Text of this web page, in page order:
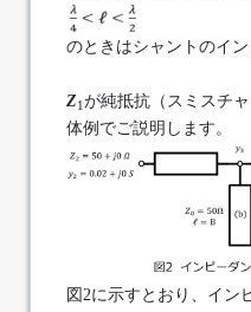
のときはシャントのイ
Z1が純抵抗（スミスチ
体例でご説明します。
図2に示すとおり、イン